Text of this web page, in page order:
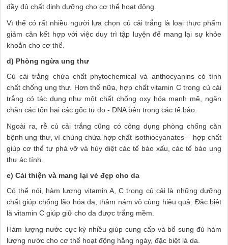
đầy đủ chất dinh dưỡng cho cơ thể hoạt động.
Vì thế có rất nhiều người lựa chọn củ cải trắng là loại thực phẩm
giảm cân kết hợp với việc duy trì tập luyện để mang lại sự khỏe
khoắn cho cơ thể.
d) Phòng ngừa ung thư
Củ cải trắng chứa chất phytochemical và anthocyanins có tính
chất chống ung thư. Hơn thế nữa, hợp chất vitamin C trong củ cải
trắng có tác dụng như một chất chống oxy hóa mạnh mẽ, ngăn
chặn các tổn hại các gốc tự do - DNA bên trong các tế bào.
Ngoài ra, rễ củ cải trắng cũng có công dụng phòng chống căn
bệnh ung thư, vì chúng chứa hợp chất isothiocyanates – hợp chất
giúp cơ thể tự phá vỡ và hủy diệt các tế bào xấu, các tế bào ung
thư ác tính.
e) Cải thiện và mang lại vẻ đẹp cho da
Có thể nói, hàm lượng vitamin A, C trong củ cải là những dưỡng
chất giúp chống lão hóa da, thâm nám vô cùng hiệu quả. Đặc biệt
là vitamin C giúp giữ cho da được trắng mềm.
Hàm lượng nước cực kỳ nhiều giúp cung cấp và bổ sung đủ hàm
lượng nước cho cơ thể hoạt động hằng ngày, đặc biệt là da.